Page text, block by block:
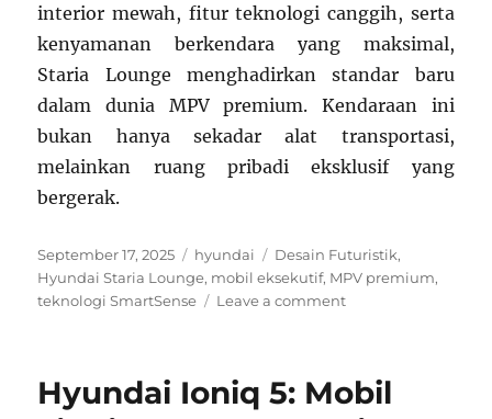
interior mewah, fitur teknologi canggih, serta
kenyamanan berkendara yang maksimal,
Staria Lounge menghadirkan standar baru
dalam dunia MPV premium. Kendaraan ini
bukan hanya sekadar alat transportasi,
melainkan ruang pribadi eksklusif yang
bergerak.
Posted
on
September 17, 2025 Categories
hyundai Tags
Desain Futuristik,
Hyundai Staria Lounge, mobil eksekutif, MPV premium,
teknologi SmartSense
Leave a commenton
MPV
Futuristik
Hyundai Ioniq 5: Mobil